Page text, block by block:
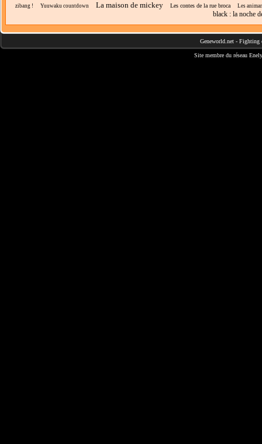
zibang !
Yuuwaku countdown La maison de mickey Les contes de la rue broca Les
black : la noche
Geneworld.net - Fighting
Site membre du réseau